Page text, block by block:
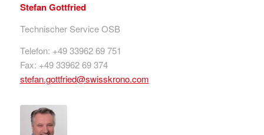
Stefan Gottfried
Technischer Service OSB
Telefon: +49 33962 69 751
Fax: +49 33962 69 374
stefan.gottfried@swisskrono.com